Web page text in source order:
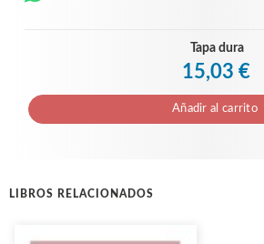
Tapa dura
15,03 €
Añadir al carrito
LIBROS RELACIONADOS